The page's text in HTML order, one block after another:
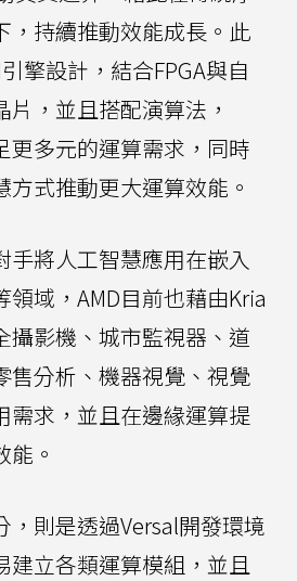
，持續推動效能成長。此
擎設計，結合FPGA與自
，並且搭配演算法，
更多元的運算需求，同時
式推動更大運算效能。
手將人工智慧應用在嵌入
領域，AMD目前也藉由Kria
攝影機、城市監視器、道
售分析、機器視覺、視覺
需求，並且在邊緣運算提
。
，則是透過Versal開發環境
建立各類運算模組，並且